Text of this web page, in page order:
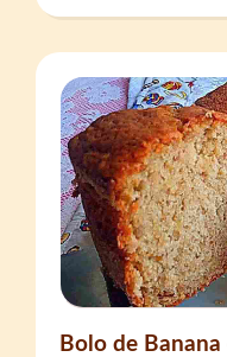
Bolo de